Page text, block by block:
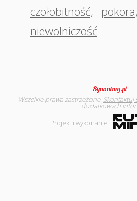
czołobitność, pokora,
niewolniczość
Wszelkie prawa zastrzeżone. Skontaktuj
dodatkowych
Projekt i wykonanie